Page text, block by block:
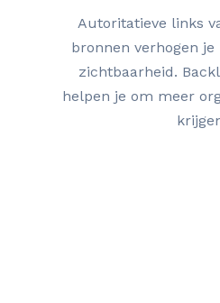
Autoritatieve links
bronnen verhogen
zichtbaarheid.
helpen je om meer